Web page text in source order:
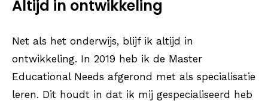
Altijd in ontwikkeling
Net als het onderwijs, blijf ik altijd in
ontwikkeling. In 2019 heb ik de Master
Educational Needs afgerond met als specialisatie
leren. Dit houdt in dat ik mij gespecialiseerd heb